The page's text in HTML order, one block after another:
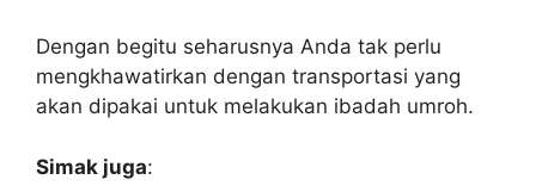
Dengan begitu seharusnya Anda tak perlu
mengkhawatirkan dengan transportasi yang
akan dipakai untuk melakukan ibadah umroh.
Simak juga: